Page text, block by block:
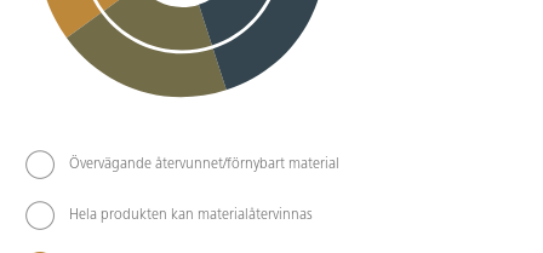
Övervägande återvunnet/förnybart material
Hela produkten kan materialåtervinnas